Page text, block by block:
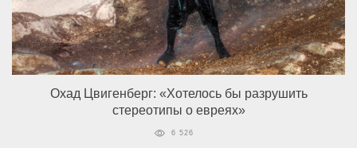
Охад Цвигенберг: «Хотелось бы разрушить
стереотипы о евреях»
6 526